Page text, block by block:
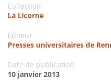
Collection
La Licorne
Editeur
Presses universitaires de
Date de publication
10 janvier 2013